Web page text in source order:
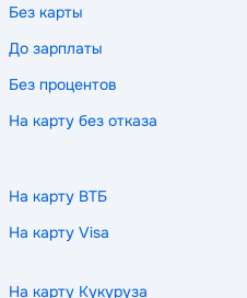
Без карты
До зарплаты
Без процентов
На карту без отказа
На карту ВТБ
На карту Visa
На карту Кукуруза